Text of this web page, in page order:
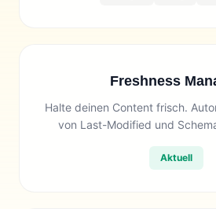
Freshness
Halte deinen Content frisch.
von Last-Modified und
Aktuell